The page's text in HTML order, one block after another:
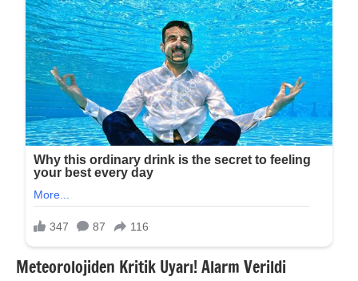
Meteorolojiden Kritik Uyarı! Alarm Verildi